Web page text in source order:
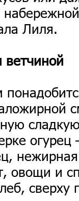
Лиля.
ветчиной
овощи и
сверху